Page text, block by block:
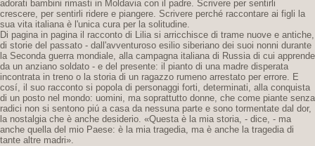
adorati bambini rimasti in Moldavia con il padre. Scrivere per sentirli
crescere, per sentirli ridere e piangere. Scrivere perché raccontare ai figli la
sua vita italiana è l'unica cura per la solitudine.
Di pagina in pagina il racconto di Lilia si arricchisce di trame nuove e antiche,
di storie del passato - dall'avventuroso esilio siberiano dei suoi nonni durante
la Seconda guerra mondiale, alla campagna italiana di Russia di cui apprende
da un anziano soldato - e del presente: il pianto di una madre disperata
incontrata in treno o la storia di un ragazzo rumeno arrestato per errore. E
cosí, il suo racconto si popola di personaggi forti, determinati, alla conquista
di un posto nel mondo: uomini, ma soprattutto donne, che come piante senza
radici non si sentono piú a casa da nessuna parte e sono tormentate dal dor,
la nostalgia che è anche desiderio. «Questa è la mia storia, - dice, - ma
anche quella del mio Paese: è la mia tragedia, ma è anche la tragedia di
tante altre madri».